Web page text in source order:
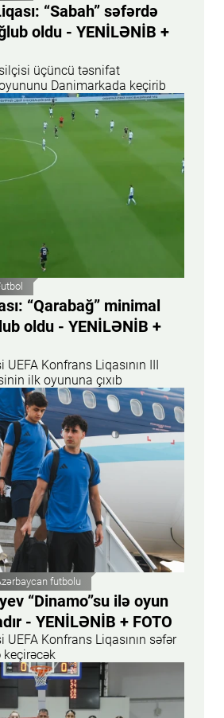
“Sabah” səfərdə
oldu - YENİLƏNİB +
üçüncü təsnifat
Danimarkada keçirib
“Qarabağ” minimal
oldu - YENİLƏNİB +
Konfrans Liqasının III
ilk oyununa çıxıb
futbolu
“Dinamo”su ilə oyun
- YENİLƏNİB + FOTO
Konfrans Liqasının səfər
keçirəcək